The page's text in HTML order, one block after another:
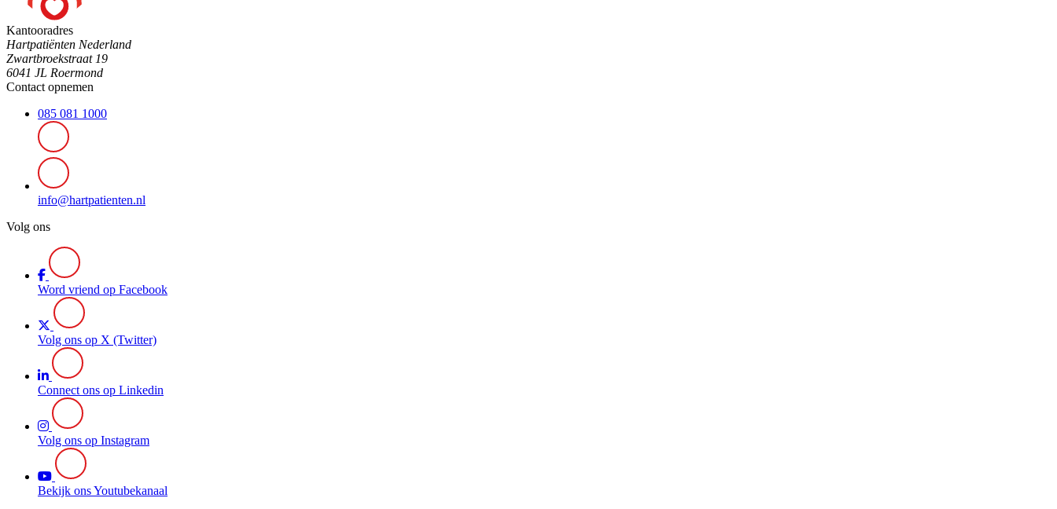
Kantooradres
Hartpatiënten Nederland
Zwartbroekstraat 19
6041 JL Roermond
Contact opnemen
085 081 1000
info@hartpatienten.nl
Volg ons
Word vriend op Facebook
Volg ons op X (Twitter)
Connect ons op Linkedin
Volg ons op Instagram
Bekijk ons Youtubekanaal